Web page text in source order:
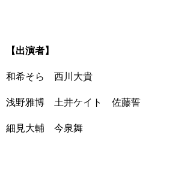
【出演者】
和希そら 西川大貴
浅野雅博 土井ケイト 佐藤誓
細見大輔 今泉舞